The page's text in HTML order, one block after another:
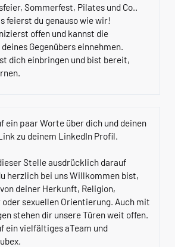
Sommerfest, Pilates und Co..
feierst du genauso wie wir!
offen und kannst die
Gegenübers einnehmen.
dich einbringen und bist bereit,
ein paar Worte über dich und deinen
zu deinem LinkedIn Profil.
Stelle ausdrücklich darauf
herzlich bei uns Willkommen bist,
deiner Herkunft, Religion,
sexuellen Orientierung. Auch mit
stehen dir unsere Türen weit offen.
ein vielfältiges aTeam und